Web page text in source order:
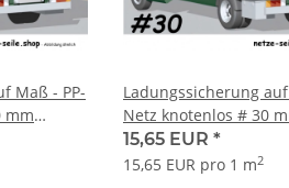
Maß - PP-
mm
Ladungssicherung auf
Netz knotenlos # 30
Maschenweite Ø 5 mm
Garnstärke
15,65 EUR *
15,65 EUR pro 1 m2